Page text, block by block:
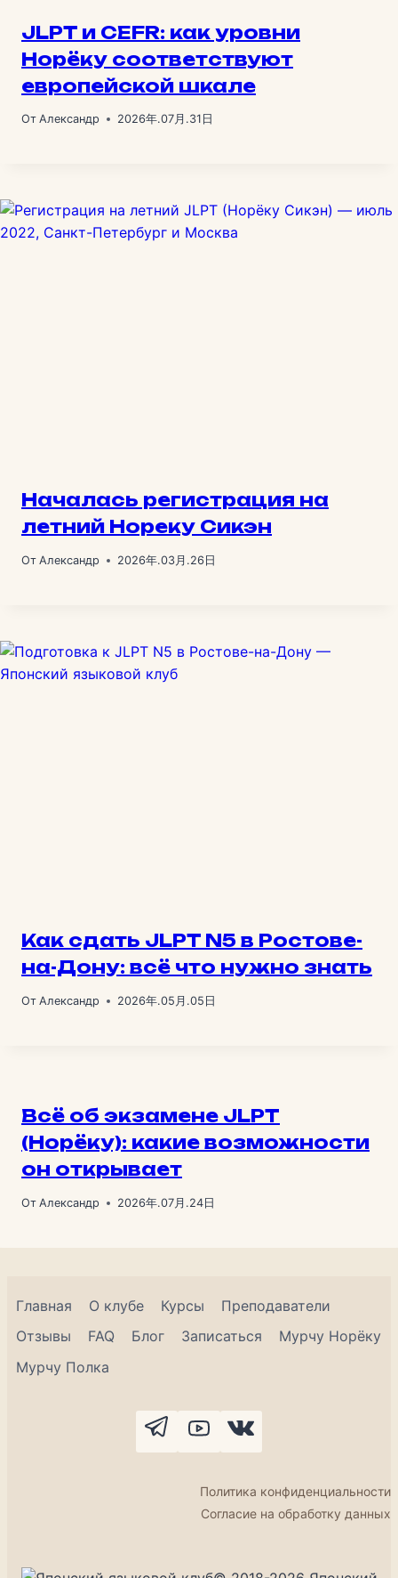
JLPT и CEFR: как уровни
Норёку соответствуют
европейской шкале
От Александр 2026年.07月.31日
Началась регистрация на
летний Нореку Сикэн
От Александр 2026年.03月.26日
Как сдать JLPT N5 в Ростове-
на-Дону: всё что нужно знать
От Александр 2026年.05月.05日
Всё об экзамене JLPT
(Норёку): какие возможности
он открывает
От Александр 2026年.07月.24日
Главная О клубе Курсы
Преподаватели
Отзывы
FAQ Блог Записаться
Мурчу Норёку
Мурчу Полка
Политика конфиденциальности
Согласие на обработку данных